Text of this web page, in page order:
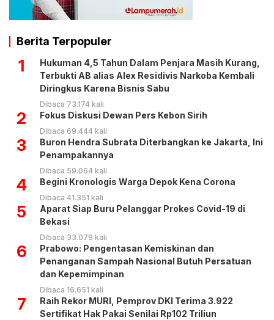
Berita Terpopuler
1
Hukuman 4,5 Tahun Dalam Penjara Masih Kurang,
Terbukti AB alias Alex Residivis Narkoba Kembali
Diringkus Karena Bisnis Sabu
Dibaca 73.174 kali
2 Fokus Diskusi Dewan Pers Kebon Sirih
Dibaca 69.444 kali
3
Buron Hendra Subrata Diterbangkan ke Jakarta, Ini
Penampakannya
Dibaca 59.064 kali
4 Begini Kronologis Warga Depok Kena Corona
Dibaca 41.351 kali
5
Aparat Siap Buru Pelanggar Prokes Covid-19 di
Bekasi
Dibaca 33.079 kali
6
Prabowo: Pengentasan Kemiskinan dan
Penanganan Sampah Nasional Butuh Persatuan
dan Kepemimpinan
Dibaca 16.651 kali
7
Raih Rekor MURI, Pemprov DKI Terima 3.922
Sertifikat Hak Pakai Senilai Rp102 Triliun